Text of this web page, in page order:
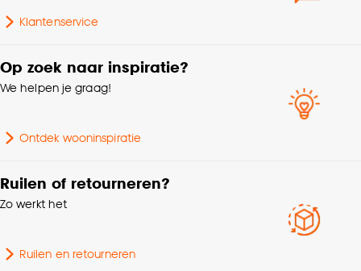
Klantenservice
Op zoek naar inspiratie?
We helpen je graag!
Ontdek wooninspiratie
Ruilen of retourneren?
Zo werkt het
Ruilen en retourneren